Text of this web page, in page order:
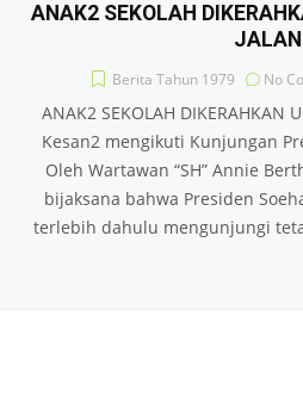
ANAK2 SEKOLAH
JALAN
Berita Tahun 1979 No
ANAK2 SEKOLAH DIKERAHKAN
Kesan2 mengikuti Kunjungan
Oleh Wartawan “SH” Annie
bijaksana bahwa Presiden
terlebih dahulu mengunjungi